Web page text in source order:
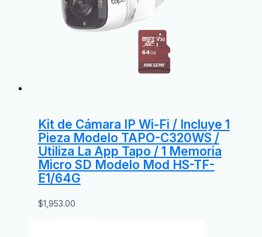
Kit de Cámara IP Wi-Fi / Incluye 1
Pieza Modelo TAPO-C320WS /
Utiliza La App Tapo / 1 Memoria
Micro SD Modelo Mod HS-TF-
E1/64G
$1,953.00